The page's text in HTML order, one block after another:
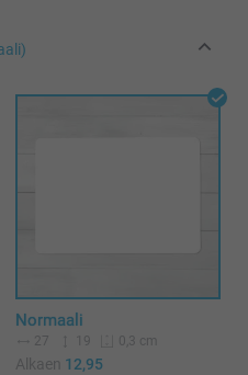
Normaali
27 19 0,3 cm
Alkaen 12,95